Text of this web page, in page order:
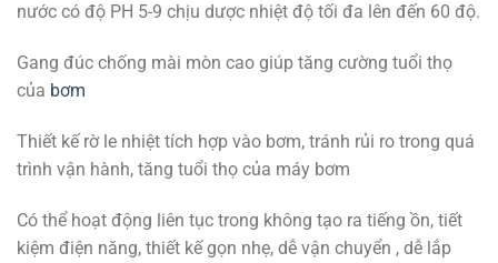
nước có độ PH 5-9 chịu dược nhiệt độ tối đa lên đến 60 độ.
Gang đúc chống mài mòn cao giúp tăng cường tuổi thọ
của bơm
Thiết kế rờ le nhiệt tích hợp vào bơm, tránh rủi ro trong quá
trình vận hành, tăng tuổi thọ của máy bơm
Có thể hoạt động liên tục trong không tạo ra tiếng ồn, tiết
kiệm điện năng, thiết kế gọn nhẹ, dễ vận chuyển , dễ lắp